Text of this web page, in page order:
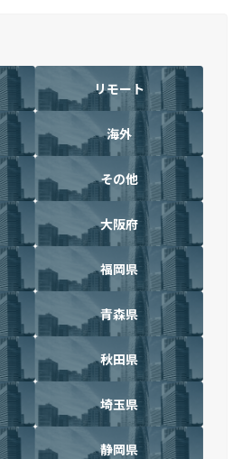
リモート
海外
その他
大阪府
福岡県
青森県
秋田県
埼玉県
静岡県